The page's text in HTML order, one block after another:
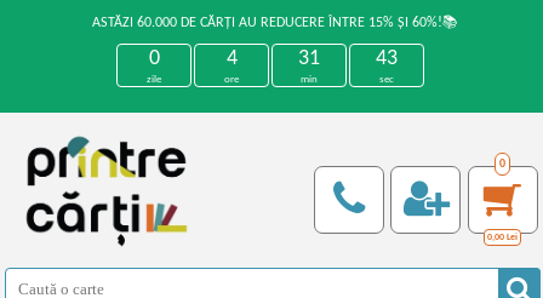
ASTĂZI 60.000 DE CĂRȚI AU REDUCERE ÎNTRE 15% ȘI 60%!📚
0
zile
4
ore
31
min
42
sec
0
0,00 Lei